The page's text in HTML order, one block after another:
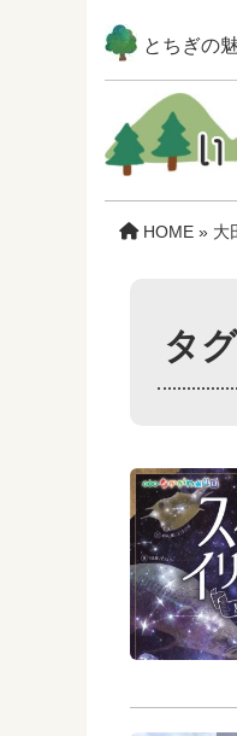
とちぎの
HOME » 大
タ